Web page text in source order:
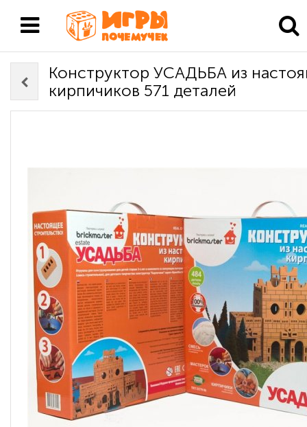
Конструктор УСАДЬБА из
кирпичиков 571 деталей